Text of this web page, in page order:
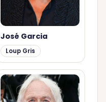
José Garcia
Loup Gris